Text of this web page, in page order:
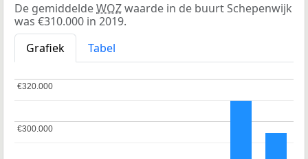
De gemiddeldeWOZwaarde in de buurt Schepenwijk
was €310.000 in 2019.
Grafiek
Tabel
€300.000
€300.000
€320.000
€320.000